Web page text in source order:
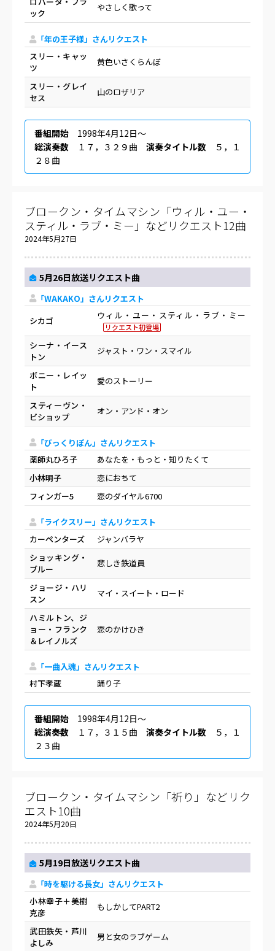
ック
やさしく歌って
「年の王子様」さんリクエスト
スリー・キャッ
ツ
黄色いさくらんぼ
スリー・グレイ
セス
山のロザリア
番組開始 1998年4月12日〜
総演奏数 １７，３２９曲 演奏タイトル数 ５，１
２８曲
ブロークン・タイムマシン「ウィル・ユー・
スティル・ラブ・ミー」などリクエスト12曲
2024年5月27日
5月26日放送リクエスト曲
「WAKAKO」さんリクエスト
シカゴ
ウィル・ユー・スティル・ラブ・ミー
リクエスト初登場
シーナ・イース
トン
ジャスト・ワン・スマイル
ボニー・レイッ
ト
愛のストーリー
スティーヴン・
ビショップ
オン・アンド・オン
「びっくりぽん」さんリクエスト
薬師丸ひろ子
あなたを・もっと・知りたくて
小林明子
恋におちて
フィンガー5
恋のダイヤル6700
「ライクスリー」さんリクエスト
カーペンターズ
ジャンバラヤ
ショッキング・
ブルー
悲しき鉄道員
ジョージ・ハリ
スン
マイ・スイート・ロード
ハミルトン、ジ
ョー・フランク
＆レイノルズ
恋のかけひき
「一曲入魂」さんリクエスト
村下孝蔵
踊り子
番組開始 1998年4月12日〜
総演奏数 １７，３１５曲 演奏タイトル数 ５，１
２３曲
ブロークン・タイムマシン「祈り」などリク
エスト10曲
2024年5月20日
5月19日放送リクエスト曲
「時を駆ける長女」さんリクエスト
小林幸子＋美樹
克彦
もしかしてPART2
武田鉄矢・芦川
よしみ
男と女のラブゲーム